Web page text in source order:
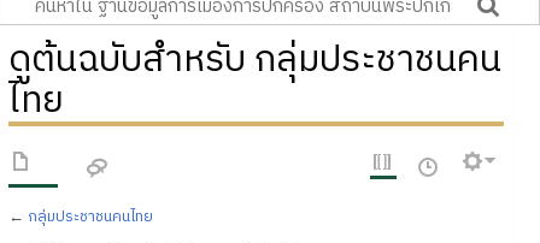
ดูต้นฉบับสำหรับ กลุ่มประชาชนคน
ไทย
← กลุ่มประชาชนคนไทย